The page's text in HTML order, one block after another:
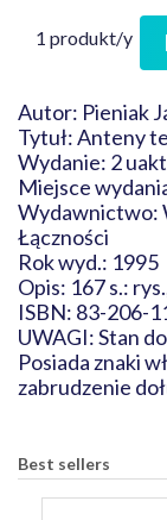
1 produkt/y
Autor: Pieniak
Tytuł: Anteny
Wydanie: 2
Miejsce
Wydawnictwo:
Łączności
Rok wyd.: 1995
Opis: 167 s.:
ISBN: 83-206-
UWAGI: Stan
Posiada znaki
zabrudzenie
Best sellers